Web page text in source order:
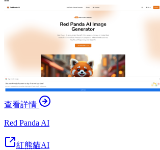
查看詳情
Red Panda AI
紅熊貓AI